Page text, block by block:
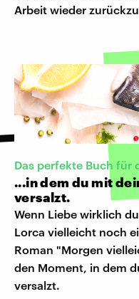
Arbeit wieder
Das perfekte Buch für
...in dem du mit
versalzt.
Wenn Liebe wirklich
Lorca vielleicht noch
Roman "Morgen
den Moment, in dem
versalzt.